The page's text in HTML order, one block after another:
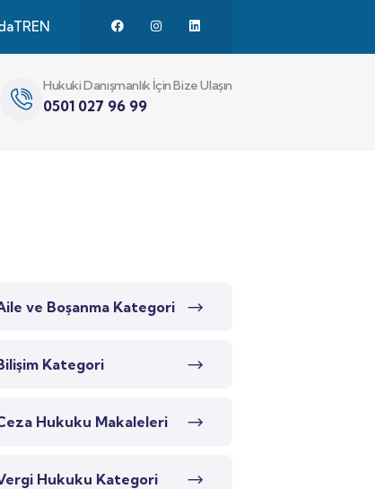
TREN
Hukuki Danışmanlık İçin Bize Ulaşın
0501 027 96 99
ve Boşanma Kategori
Kategori
Hukuku Makaleleri
Hukuku Kategori